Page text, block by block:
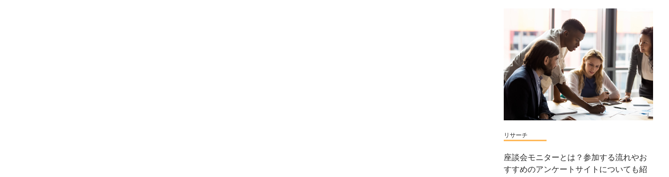
リサーチ
座談会モニターとは？参加する流れやお
すすめのアンケートサイトについても紹